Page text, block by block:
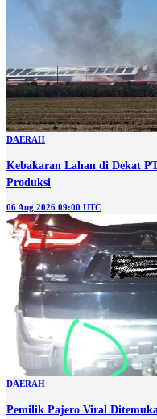
DAERAH
Kebakaran Lahan di Dekat
Produksi
06 Aug 2026 09:00 UTC
DAERAH
Pemilik Pajero Viral